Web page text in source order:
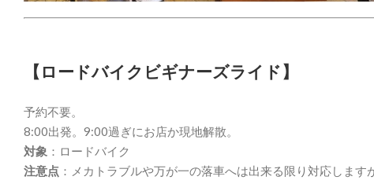
【ロードバイクビギナーズライド】
予約不要。
8:00出発。9:00過ぎにお店か現地解散。
対象 ：ロードバイク
注意点 ：メカトラブルや万が一の落車へは出来る限り対応しま